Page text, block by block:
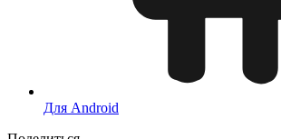
Для Android